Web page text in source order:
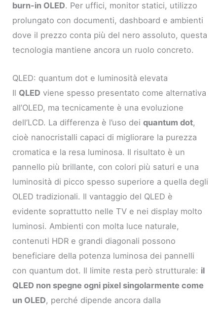
burn-in OLED. Per uffici, monitor statici, utilizzo
prolungato con documenti, dashboard e ambienti
dove il prezzo conta più del nero assoluto, questa
tecnologia mantiene ancora un ruolo concreto.
QLED: quantum dot e luminosità elevata
Il QLED viene spesso presentato come alternativa
all’OLED, ma tecnicamente è una evoluzione
dell’LCD. La differenza è l’uso deiquantum dot,
cioè nanocristalli capaci di migliorare la purezza
cromatica e la resa luminosa. Il risultato è un
pannello più brillante, con colori più saturi e una
luminosità di picco spesso superiore a quella degli
OLED tradizionali. Il vantaggio del QLED è
evidente soprattutto nelle TV e nei display molto
luminosi. Ambienti con molta luce naturale,
contenuti HDR e grandi diagonali possono
beneficiare della potenza luminosa dei pannelli
con quantum dot. Il limite resta però strutturale: il
QLED non spegne ogni pixel singolarmente come
un OLED, perché dipende ancora dalla